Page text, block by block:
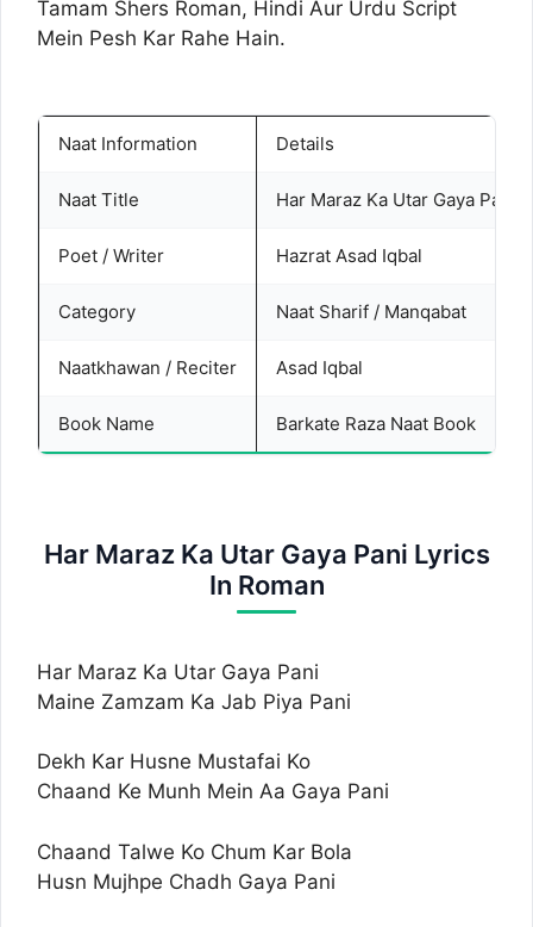
Tamam Shers Roman, Hindi Aur Urdu Script
Mein Pesh Kar Rahe Hain.
Naat Information Details
Naat Title Har Maraz Ka Utar Gaya Pani
Poet / Writer Hazrat Asad Iqbal
Category Naat Sharif / Manqabat
Naatkhawan / Reciter Asad Iqbal
Book Name Barkate Raza Naat Book
Har Maraz Ka Utar Gaya Pani Lyrics
In Roman
Har Maraz Ka Utar Gaya Pani
Maine Zamzam Ka Jab Piya Pani
Dekh Kar Husne Mustafai Ko
Chaand Ke Munh Mein Aa Gaya Pani
Chaand Talwe Ko Chum Kar Bola
Husn Mujhpe Chadh Gaya Pani